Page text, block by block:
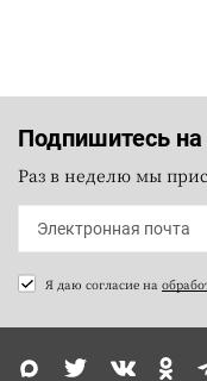
Подпишитесь
Раз в неделю мы
Я даю согласие на